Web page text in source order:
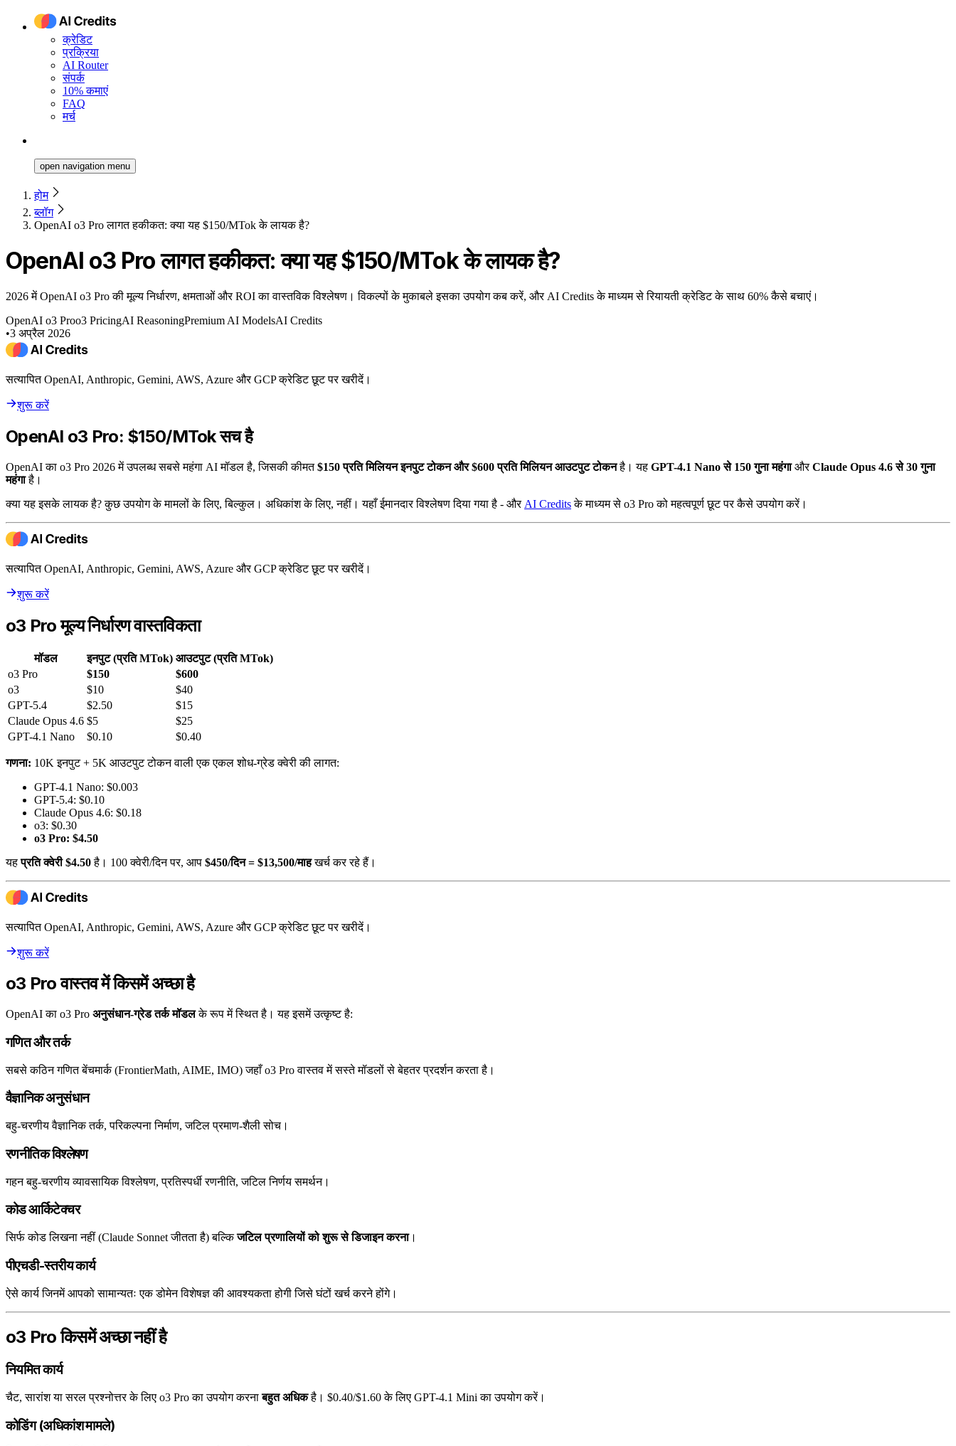
क्रेडिट
प्रक्रिया
AI Router
संपर्क
10% कमाएं
FAQ
मर्च
open navigation menu
होम
ब्लॉग
OpenAI o3 Pro लागत हकीकत: क्या यह $150/MTok के लायक है?
OpenAI o3 Pro लागत हकीकत: क्या यह $150/MTok के लायक है?
2026 में OpenAI o3 Pro की मूल्य निर्धारण, क्षमताओं और ROI का वास्तविक विश्लेषण। विकल्पों के मुकाबले इसका उपयोग कब करें, और AI Credits के माध्यम से रियायती क्रेडिट के साथ 60% कैसे बचाएं।
OpenAI o3 Proo3 PricingAI ReasoningPremium AI ModelsAI Credits
•3 अप्रैल 2026
सत्यापित OpenAI, Anthropic, Gemini, AWS, Azure और GCP क्रेडिट छूट पर खरीदें।
शुरू करें
OpenAI o3 Pro: $150/MTok सच है
OpenAI का o3 Pro 2026 में उपलब्ध सबसे महंगा AI मॉडल है, जिसकी कीमत$150 प्रति मिलियन इनपुट टोकन और $600 प्रति मिलियन आउटपुट टोकनहै। यह GPT-4.1 Nano से 150 गुना महंगाऔरClaude Opus 4.6 से 30 गुना
महंगाहै।
क्या यह इसके लायक है? कुछ उपयोग के मामलों के लिए, बिल्कुल। अधिकांश के लिए, नहीं। यहाँ ईमानदार विश्लेषण दिया गया है - और AI Creditsके माध्यम से o3 Pro को महत्वपूर्ण छूट पर कैसे उपयोग करें।
सत्यापित OpenAI, Anthropic, Gemini, AWS, Azure और GCP क्रेडिट छूट पर खरीदें।
शुरू करें
o3 Pro मूल्य निर्धारण वास्तविकता
मॉडल इनपुट (प्रति MTok) आउटपुट (प्रति MTok)
o3 Pro
$150
$600
o3
$10
$40
GPT-5.4
$2.50
$15
Claude Opus 4.6 $5
$25
GPT-4.1 Nano
$0.10 $0.40
गणना: 10K इनपुट + 5K आउटपुट टोकन वाली एक एकल शोध-ग्रेड क्वेरी की लागत:
GPT-4.1 Nano: $0.003
GPT-5.4: $0.10
Claude Opus 4.6: $0.18
o3: $0.30
o3 Pro: $4.50
यहप्रति क्वेरी $4.50है। 100 क्वेरी/दिन पर, आप $450/दिन = $13,500/माहखर्च कर रहे हैं।
सत्यापित OpenAI, Anthropic, Gemini, AWS, Azure और GCP क्रेडिट छूट पर खरीदें।
शुरू करें
o3 Pro वास्तव में किसमें अच्छा है
OpenAI का o3 Pro अनुसंधान-ग्रेड तर्क मॉडलके रूप में स्थित है। यह इसमें उत्कृष्ट है:
गणित और तर्क
सबसे कठिन गणित बेंचमार्क (FrontierMath, AIME, IMO) जहाँ o3 Pro वास्तव में सस्ते मॉडलों से बेहतर प्रदर्शन करता है।
वैज्ञानिक अनुसंधान
बहु-चरणीय वैज्ञानिक तर्क, परिकल्पना निर्माण, जटिल प्रमाण-शैली सोच।
रणनीतिक विश्लेषण
गहन बहु-चरणीय व्यावसायिक विश्लेषण, प्रतिस्पर्धी रणनीति, जटिल निर्णय समर्थन।
कोड आर्किटेक्चर
सिर्फ कोड लिखना नहीं (Claude Sonnet जीतता है) बल्किजटिल प्रणालियों को शुरू से डिजाइन करना।
पीएचडी-स्तरीय कार्य
ऐसे कार्य जिनमें आपको सामान्यतः एक डोमेन विशेषज्ञ की आवश्यकता होगी जिसे घंटों खर्च करने होंगे।
o3 Pro किसमें अच्छा नहीं है
नियमित कार्य
चैट, सारांश या सरल प्रश्नोत्तर के लिए o3 Pro का उपयोग करनाबहुत अधिकहै। $0.40/$1.60 के लिए GPT-4.1 Mini का उपयोग करें।
कोडिंग (अधिकांश मामले)